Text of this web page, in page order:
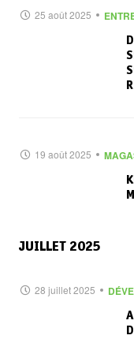
25 août 2025
19 août 2025
JUILLET 2025
28 juillet 2025